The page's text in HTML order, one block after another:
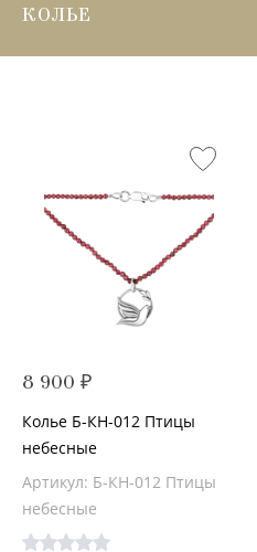
КОЛЬЕ
8 900 ₽
Колье Б-КН-012 Птицы
небесные
Артикул: Б-КН-012 Птицы
небесные